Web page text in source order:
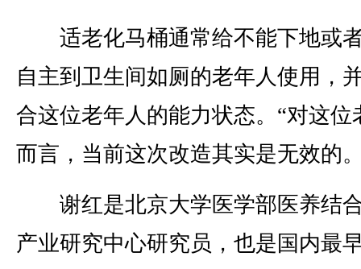
适老化马桶通常给不能下地或
自主到卫生间如厕的老年人使用，
合这位老年人的能力状态。“对这位
而言，当前这次改造其实是无效的
谢红是北京大学医学部医养结
产业研究中心研究员，也是国内最